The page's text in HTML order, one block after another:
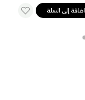
اضافة إلى السلة